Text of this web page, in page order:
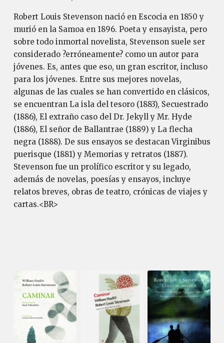
Robert Louis Stevenson nació en Escocia en 1850 y
murió en la Samoa en 1896. Poeta y ensayista, pero
sobre todo inmortal novelista, Stevenson suele ser
considerado ?erróneamente? como un autor para
jóvenes. Es, antes que eso, un gran escritor, incluso
para los jóvenes. Entre sus mejores novelas,
algunas de las cuales se han convertido en clásicos,
se encuentran La isla del tesoro (1883), Secuestrado
(1886), El extraño caso del Dr. Jekyll y Mr. Hyde
(1886), El señor de Ballantrae (1889) y La flecha
negra (1888). De sus ensayos se destacan Virginibus
puerisque (1881) y Memorias y retratos (1887).
Stevenson fue un prolífico escritor y su legado,
además de novelas, poesías y ensayos, incluye
relatos breves, obras de teatro, crónicas de viajes y
cartas.<BR>